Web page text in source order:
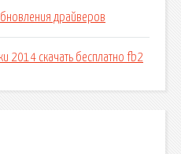
драйверов
2014 скачать бесплатно fb2